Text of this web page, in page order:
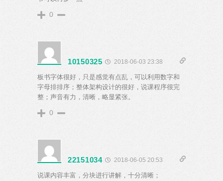
0
10150325 2018-06-03 23:38
板书字体很好，只是感觉有点乱，可以利用数字和
字母排排序；整体架构设计的很好，说课程序很完
整；声音有力，清晰，略显紧张。
0
22151034 2018-06-05 20:53
说课内容丰富，分块进行讲解，十分清晰；